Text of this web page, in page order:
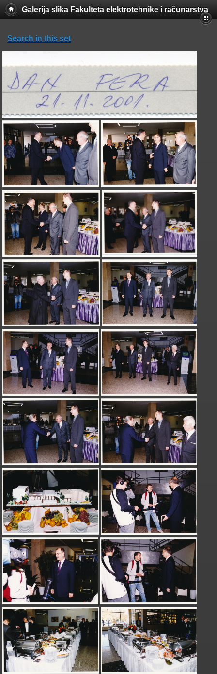
Galerija slika Fakulteta elektrotehnike i računarstva
Search in this set